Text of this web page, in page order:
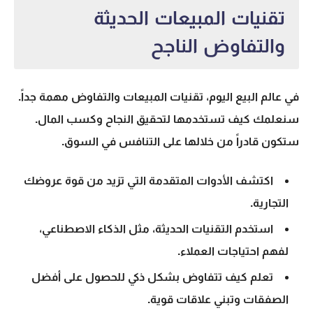
تقنيات المبيعات الحديثة
والتفاوض الناجح
في عالم البيع اليوم، تقنيات المبيعات والتفاوض مهمة جداً.
سنعلمك كيف تستخدمها لتحقيق النجاح وكسب المال.
ستكون قادراً من خلالها على التنافس في السوق.
اكتشف الأدوات المتقدمة التي تزيد من قوة عروضك
التجارية.
استخدم التقنيات الحديثة، مثل الذكاء الاصطناعي،
لفهم احتياجات العملاء.
تعلم كيف تتفاوض بشكل ذكي للحصول على أفضل
الصفقات وتبني علاقات قوية.